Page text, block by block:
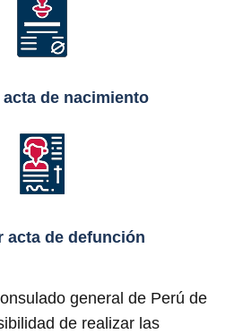
de nacimiento
acta de defunción
general de Perú de
de realizar las